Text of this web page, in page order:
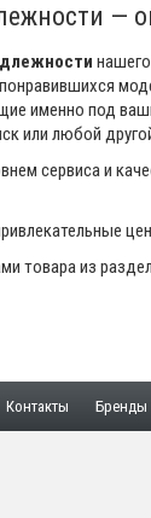
—
именно под
или любой
сервиса и
товара из
Контакты Бренды